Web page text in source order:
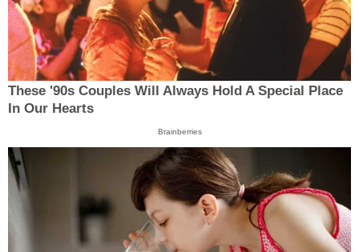
These '90s Couples Will Always Hold A Special Place
In Our Hearts
Brainberries